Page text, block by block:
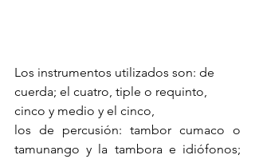
Los instrumentos utilizados son: de
cuerda; el cuatro, tiple o requinto,
cinco y medio y el cinco,
los de percusión: tambor cumaco o
tamunango y la tambora e idiófonos;